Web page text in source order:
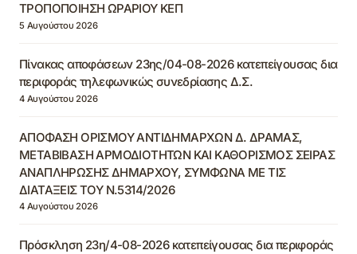
ΤΡΟΠΟΠΟΙΗΣΗ ΩΡΑΡΙΟΥ ΚΕΠ
5 Αυγούστου 2026
Πίνακας αποφάσεων 23ης/04-08-2026 κατεπείγουσας δια
περιφοράς τηλεφωνικώς συνεδρίασης Δ.Σ.
4 Αυγούστου 2026
ΑΠΟΦΑΣΗ ΟΡΙΣΜΟΥ ΑΝΤΙΔΗΜΑΡΧΩΝ Δ. ΔΡΑΜΑΣ,
ΜΕΤΑΒΙΒΑΣΗ ΑΡΜΟΔΙΟΤΗΤΩΝ ΚΑΙ ΚΑΘΟΡΙΣΜΟΣ ΣΕΙΡΑΣ
ΑΝΑΠΛΗΡΩΣΗΣ ΔΗΜΑΡΧΟΥ, ΣΥΜΦΩΝΑ ΜΕ ΤΙΣ
ΔΙΑΤΑΞΕΙΣ ΤΟΥ Ν.5314/2026
4 Αυγούστου 2026
Πρόσκληση 23η/4-08-2026 κατεπείγουσας δια περιφοράς